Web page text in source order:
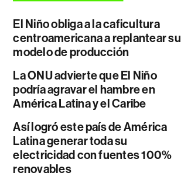
El Niño obliga a la caficultura
centroamericana a replantear su
modelo de producción
La ONU advierte que El Niño
podría agravar el hambre en
América Latina y el Caribe
Así logró este país de América
Latina generar toda su
electricidad con fuentes 100%
renovables